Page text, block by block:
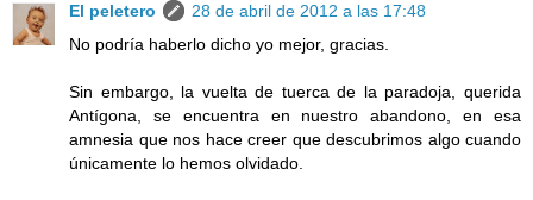
El peletero
28 de abril de 2012 a las 17:48
No podría haberlo dicho yo mejor, gracias.
Sin embargo, la vuelta de tuerca de la paradoja, querida
Antígona, se encuentra en nuestro abandono, en esa
amnesia que nos hace creer que descubrimos algo cuando
únicamente lo hemos olvidado.